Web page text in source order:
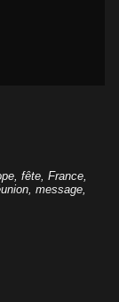
, fête, France,
, message,